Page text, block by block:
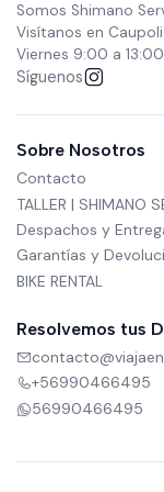
Somos Shimano
Visítanos en
Viernes 9:00 a
Síguenos
Sobre Nosotros
Contacto
TALLER | SHIMANO
Despachos y
Garantías y
BIKE RENTAL
Resolvemos tus
+56990466495
56990466495